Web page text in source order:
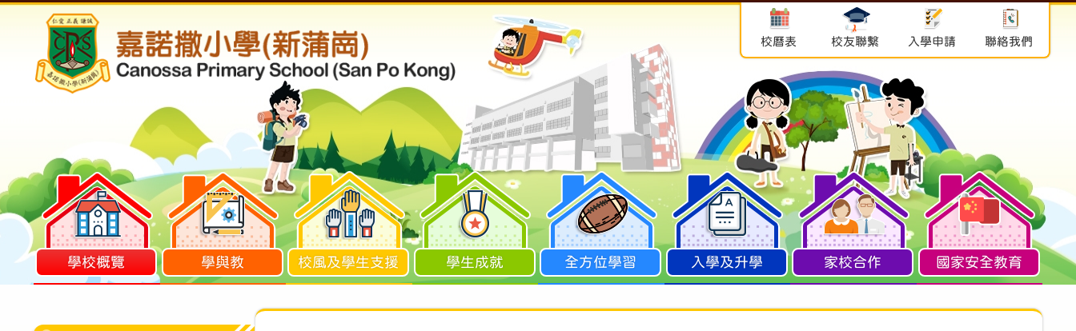
校曆表 校友聯繫 入學申請 聯絡我們
學校概覽 學與教 校風及學生支援 學生成就 全方位學習 入學及升學 家校合作 國家安全教育